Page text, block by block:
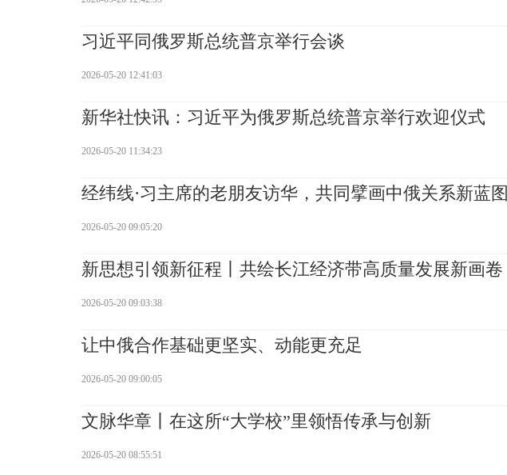
习近平同俄罗斯总统普京举行会谈
2026-05-20 12:41:03
新华社快讯：习近平为俄罗斯总统普京举行欢迎仪式
2026-05-20 11:34:23
经纬线·习主席的老朋友访华，共同擘画中俄关系新蓝图
2026-05-20 09:05:20
新思想引领新征程丨共绘长江经济带高质量发展新画卷
2026-05-20 09:03:38
让中俄合作基础更坚实、动能更充足
2026-05-20 09:00:05
文脉华章丨在这所“大学校”里领悟传承与创新
2026-05-20 08:55:51